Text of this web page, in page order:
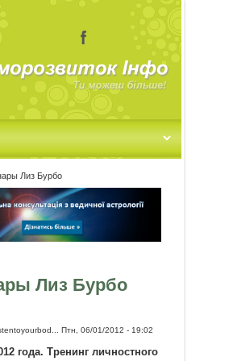
Лиз Бурбо
Лиз Бурбо
Птн, 06/01/2012 - 19:02
года. Тренинг личностного